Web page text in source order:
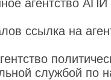
агентство
ссылка на
службой по